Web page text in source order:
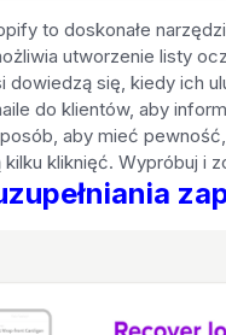
to doskonałe
utworzenie listy
się, kiedy ich
do klientów, aby
aby mieć
kliknięć. Wypróbuj i